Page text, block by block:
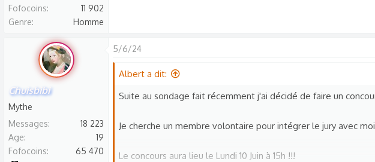
:
Fofocoins
11 902
Genre
Homme
Chuisbibi
Mythe
Messages
18 223
Age
19
Fofocoins
65 470
5/6/24
Albert a dit:
Suite au sondage fait récemment j'ai décidé de faire un
Je cherche un membre volontaire pour intégrer le jury avec
Le concours aura lieu le Lundi 10 Juin à 15h !!!